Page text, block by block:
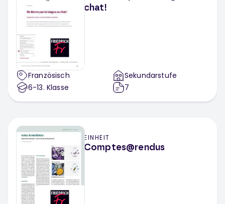
chat!
Französisch
6-13. Klasse
Sekundarstufe
7
EINHEIT
Comptes@rendus